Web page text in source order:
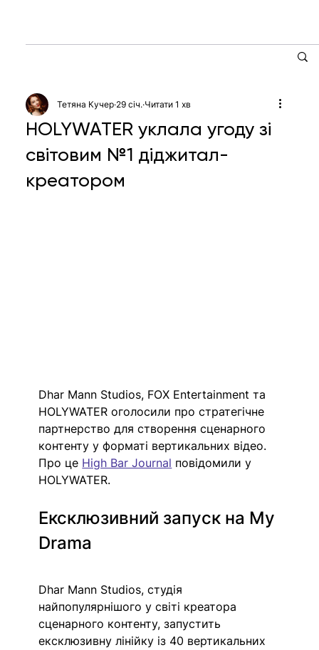
HOLYWATER уклала угоду зі
світовим №1 діджитал-
креатором
Тетяна Кучер 29 січ. Читати 1 хв
Dhar Mann Studios, FOX Entertainment та
HOLYWATER оголосили про стратегічне
партнерство для створення сценарного
контенту у форматі вертикальних відео.
Про це High Bar Journal повідомили у
HOLYWATER.
Ексклюзивний запуск на My
Drama
Dhar Mann Studios, студія
найпопулярнішого у світі креатора
сценарного контенту, запустить
ексклюзивну лінійку із 40 вертикальних